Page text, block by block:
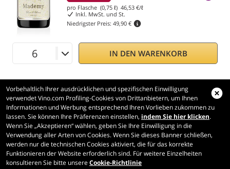
pro Flasche (0,75 ℓ) 46,53 €/ℓ
Inkl. MwSt. und St.
Niedrigster Preis: 49,90 €
IN DEN WARENKORB
Vorbehaltlich Ihrer ausdrücklichen und spezifischen Einwilligung
verwendet Vino.com Profiling-Cookies von Drittanbietern, um Ihnen
Informationen und Werbung entsprechend Ihren Vorlieben zukommen zu
lassen. Sie können Ihre Präferenzen einstellen, indem Sie hier klicken.
Wenn Sie „Akzeptieren“ wählen, geben Sie Ihre Einwilligung in die
Verwendung aller Arten von Cookies. Wenn Sie dieses Banner schließen,
werden nur die technischen Cookies aktiviert, die für das korrekte
Funktionieren der Website erforderlich sind. Für weitere Einzelheiten
konsultieren Sie bitte unsereCookie-Richtlinie
Vino.com
Made with
in Tuscany
Seite erstellt in 313 ms
production-front-2Copyright © 2026 VINO.COM 3ND S.r.l.